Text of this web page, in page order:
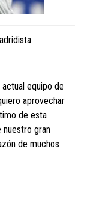
equipo de
aprovechar
de esta
nuestro gran
de muchos